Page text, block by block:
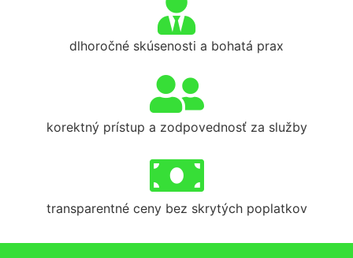
dlhoročné skúsenosti a bohatá prax
korektný prístup a zodpovednosť za služby
transparentné ceny bez skrytých poplatkov